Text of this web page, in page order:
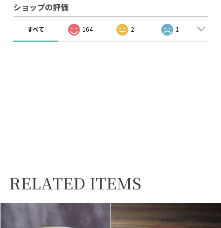
ショップの評価
すべて 164 2 1
RELATED ITEMS